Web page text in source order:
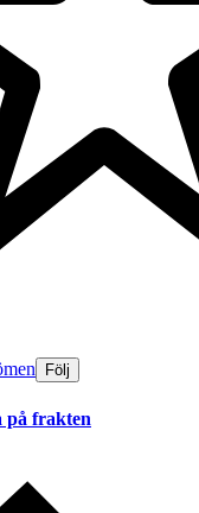
Följ
på frakten